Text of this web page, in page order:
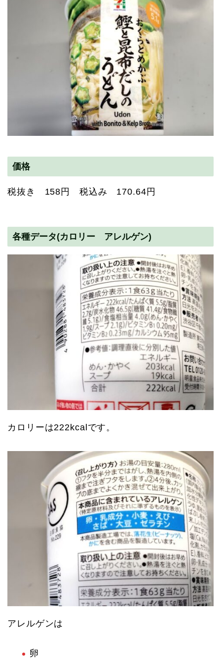
価格
税抜き 158円 税込み 170.64円
各種データ(カロリー アレルゲン)
カロリーは222kcalです。
アレルゲンは
卵